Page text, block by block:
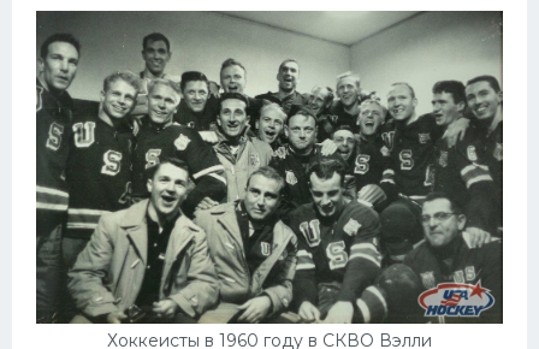
Хоккеисты в 1960 году в СКВО Вэлли